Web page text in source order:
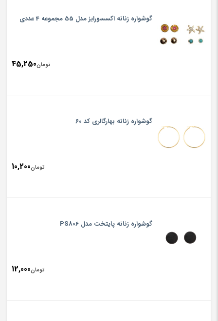
گوشواره زنانه اکسسورایز مدل 55 مجموعه 4 عددی
تومان45,250
گوشواره زنانه بهارگالری کد 60
تومان10,200
گوشواره زنانه پایتخت مدل PS806
تومان12,000